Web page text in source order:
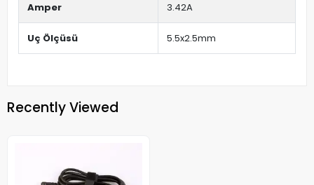
Amper 3.42A
Uç Ölçüsü 5.5x2.5mm
Recently Viewed